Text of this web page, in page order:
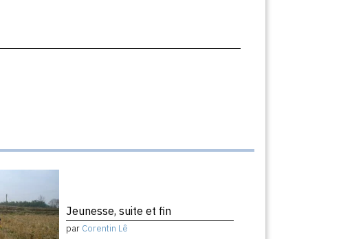
Jeunesse, suite et fin
par Corentin Lê